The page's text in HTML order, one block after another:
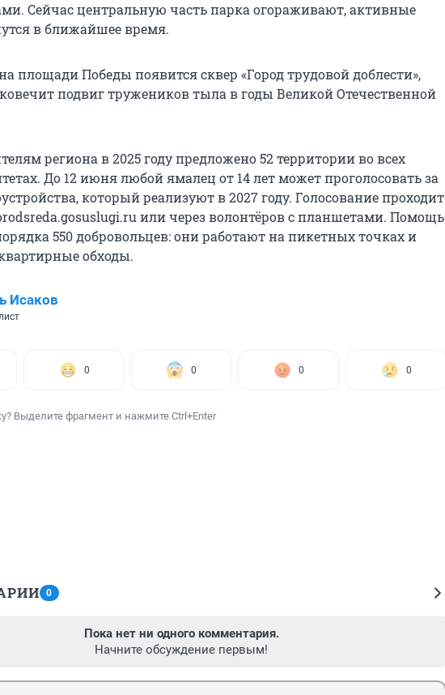
Сейчас центральную часть парка огораживают, активные
в ближайшее время.
площади Победы появится сквер «Город трудовой доблести»,
подвиг тружеников тыла в годы Великой Отечественной
региона в 2025 году предложено 52 территории во всех
До 12 июня любой ямалец от 14 лет может проголосовать за
который реализуют в 2027 году. Голосование проходит
или через волонтёров с планшетами. Помощь
550 добровольцев: они работают на пикетных точках и
обходы.
Исаков
0 0 0 0
Выделите фрагмент и нажмите Ctrl+Enter
0
Пока нет ни одного комментария.
Начните обсуждение первым!